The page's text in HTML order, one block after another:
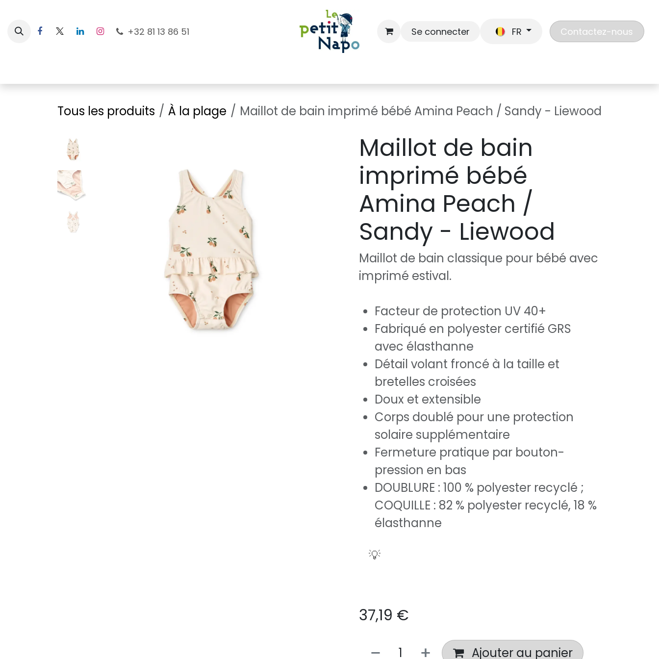
+32 81 13 86 51 Se connecter FR Contactez-nous
Tous les produits À la plage Maillot de bain imprimé bébé Amina Peach / Sandy - Liewood
Maillot de bain
imprimé bébé
Amina Peach /
Sandy - Liewood
Maillot de bain classique pour bébé avec
imprimé estival.
Facteur de protection UV 40+
Fabriqué en polyester certifié GRS
avec élasthanne
Détail volant froncé à la taille et
bretelles croisées
Doux et extensible
Corps doublé pour une protection
solaire supplémentaire
Fermeture pratique par bouton-
pression en bas
DOUBLURE : 100 % polyester recyclé ;
COQUILLE : 82 % polyester recyclé, 18 %
élasthanne
💡
37,19 €
Ajouter au panier